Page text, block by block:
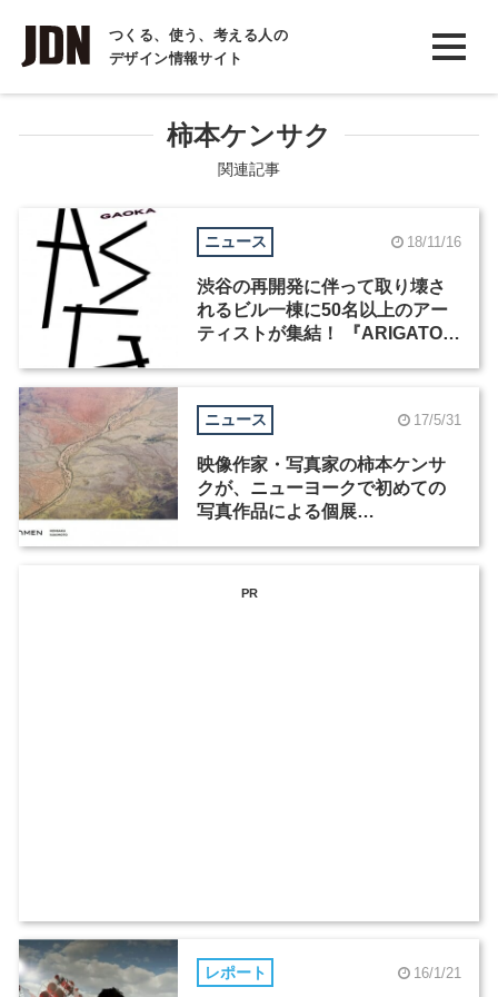
つくる、使う、考える人の
デザイン情報サイト
INTERVIEW
インタビュー
REPORT
COLUMN
コラム
柿本ケンサク
関連記事
ニュース 18/11/16
渋谷の再開発に伴って取り壊さ
れるビル一棟に50名以上のアー
ティストが集結！ 『ARIGATO
ニュース 17/5/31
映像作家・写真家の柿本ケンサ
クが、ニューヨークで初めての
写真作品による個展
PR
レポート 16/1/21